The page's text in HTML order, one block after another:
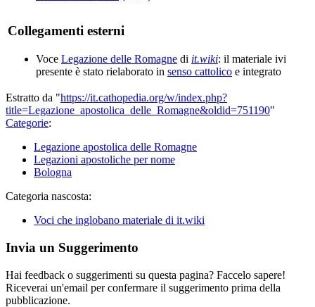
Collegamenti esterni
Voce Legazione delle Romagne di it.wiki: il materiale ivi
presente è stato rielaborato in senso cattolico e integrato
Estratto da "https://it.cathopedia.org/w/index.php?
title=Legazione_apostolica_delle_Romagne&oldid=751190"
Categorie:
Legazione apostolica delle Romagne
Legazioni apostoliche per nome
Bologna
Categoria nascosta:
Voci che inglobano materiale di it.wiki
Invia un Suggerimento
Hai feedback o suggerimenti su questa pagina? Faccelo sapere!
Riceverai un'email per confermare il suggerimento prima della
pubblicazione.